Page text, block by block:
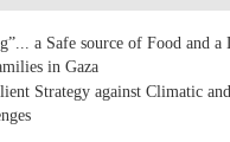
a Safe source of Food and
in Gaza
Strategy against Climatic